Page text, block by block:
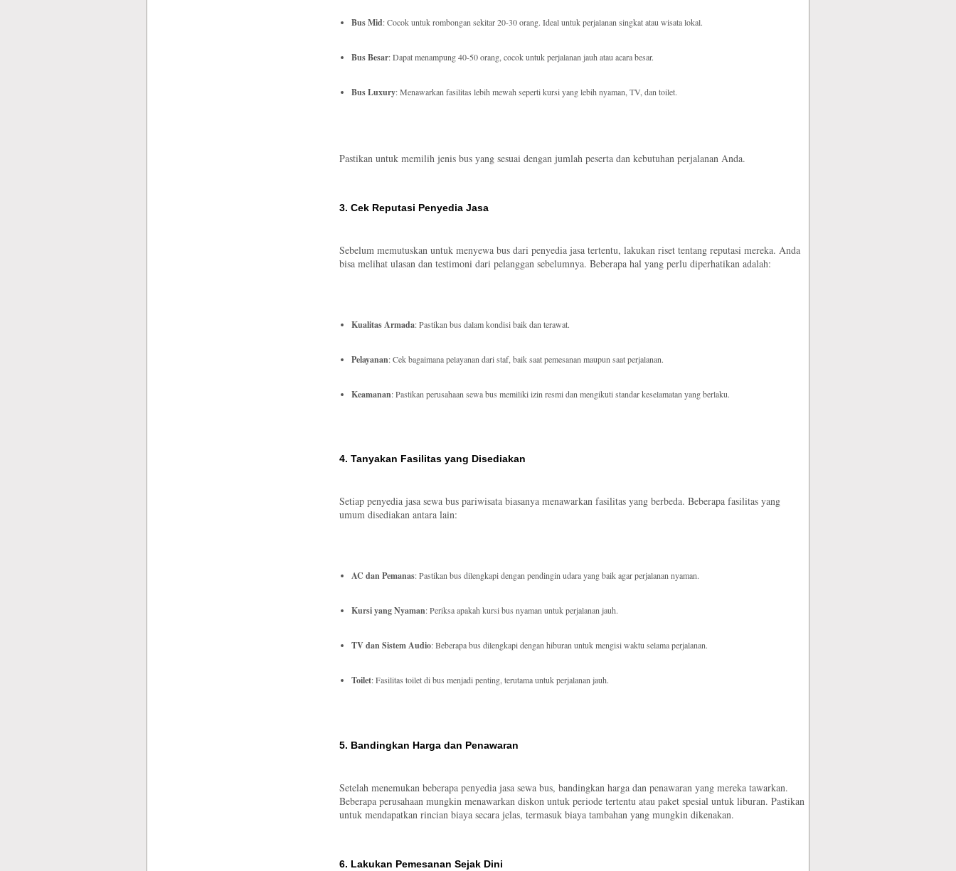
Bus Mid: Cocok untuk rombongan sekitar 20-30 orang. Ideal untuk perjalanan singkat atau wisata lokal.
Bus Besar: Dapat menampung 40-50 orang, cocok untuk perjalanan jauh atau acara besar.
Bus Luxury: Menawarkan fasilitas lebih mewah seperti kursi yang lebih nyaman, TV, dan toilet.
Pastikan untuk memilih jenis bus yang sesuai dengan jumlah peserta dan kebutuhan perjalanan Anda.
3. Cek Reputasi Penyedia Jasa
Sebelum memutuskan untuk menyewa bus dari penyedia jasa tertentu, lakukan riset tentang reputasi mereka. Anda
bisa melihat ulasan dan testimoni dari pelanggan sebelumnya. Beberapa hal yang perlu diperhatikan adalah:
Kualitas Armada: Pastikan bus dalam kondisi baik dan terawat.
Pelayanan: Cek bagaimana pelayanan dari staf, baik saat pemesanan maupun saat perjalanan.
Keamanan: Pastikan perusahaan sewa bus memiliki izin resmi dan mengikuti standar keselamatan yang berlaku.
4. Tanyakan Fasilitas yang Disediakan
Setiap penyedia jasa sewa bus pariwisata biasanya menawarkan fasilitas yang berbeda. Beberapa fasilitas yang
umum disediakan antara lain:
AC dan Pemanas: Pastikan bus dilengkapi dengan pendingin udara yang baik agar perjalanan nyaman.
Kursi yang Nyaman: Periksa apakah kursi bus nyaman untuk perjalanan jauh.
TV dan Sistem Audio: Beberapa bus dilengkapi dengan hiburan untuk mengisi waktu selama perjalanan.
Toilet: Fasilitas toilet di bus menjadi penting, terutama untuk perjalanan jauh.
5. Bandingkan Harga dan Penawaran
Setelah menemukan beberapa penyedia jasa sewa bus, bandingkan harga dan penawaran yang mereka tawarkan.
Beberapa perusahaan mungkin menawarkan diskon untuk periode tertentu atau paket spesial untuk liburan. Pastikan
untuk mendapatkan rincian biaya secara jelas, termasuk biaya tambahan yang mungkin dikenakan.
6. Lakukan Pemesanan Sejak Dini